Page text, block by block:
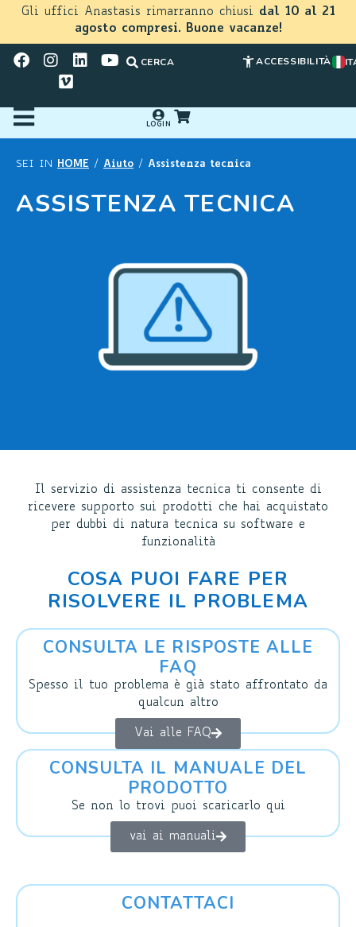
Gli uffici Anastasis rimarranno chiusi dal 10 al 21
agosto compresi. Buone vacanze!
CERCA ACCESSIBILITÀ
LOGIN
SEI IN HOME / Aiuto / Assistenza tecnica
ASSISTENZA TECNICA
Il servizio di assistenza tecnica ti consente di
ricevere supporto sui prodotti che hai acquistato
per dubbi di natura tecnica su software e
funzionalità
COSA PUOI FARE PER
RISOLVERE IL PROBLEMA
CONSULTA LE RISPOSTE ALLE
FAQ
Spesso il tuo problema è già stato affrontato da
qualcun altro
Vai alle FAQ
CONSULTA IL MANUALE DEL
PRODOTTO
Se non lo trovi puoi scaricarlo qui
vai ai manuali
CONTATTACI